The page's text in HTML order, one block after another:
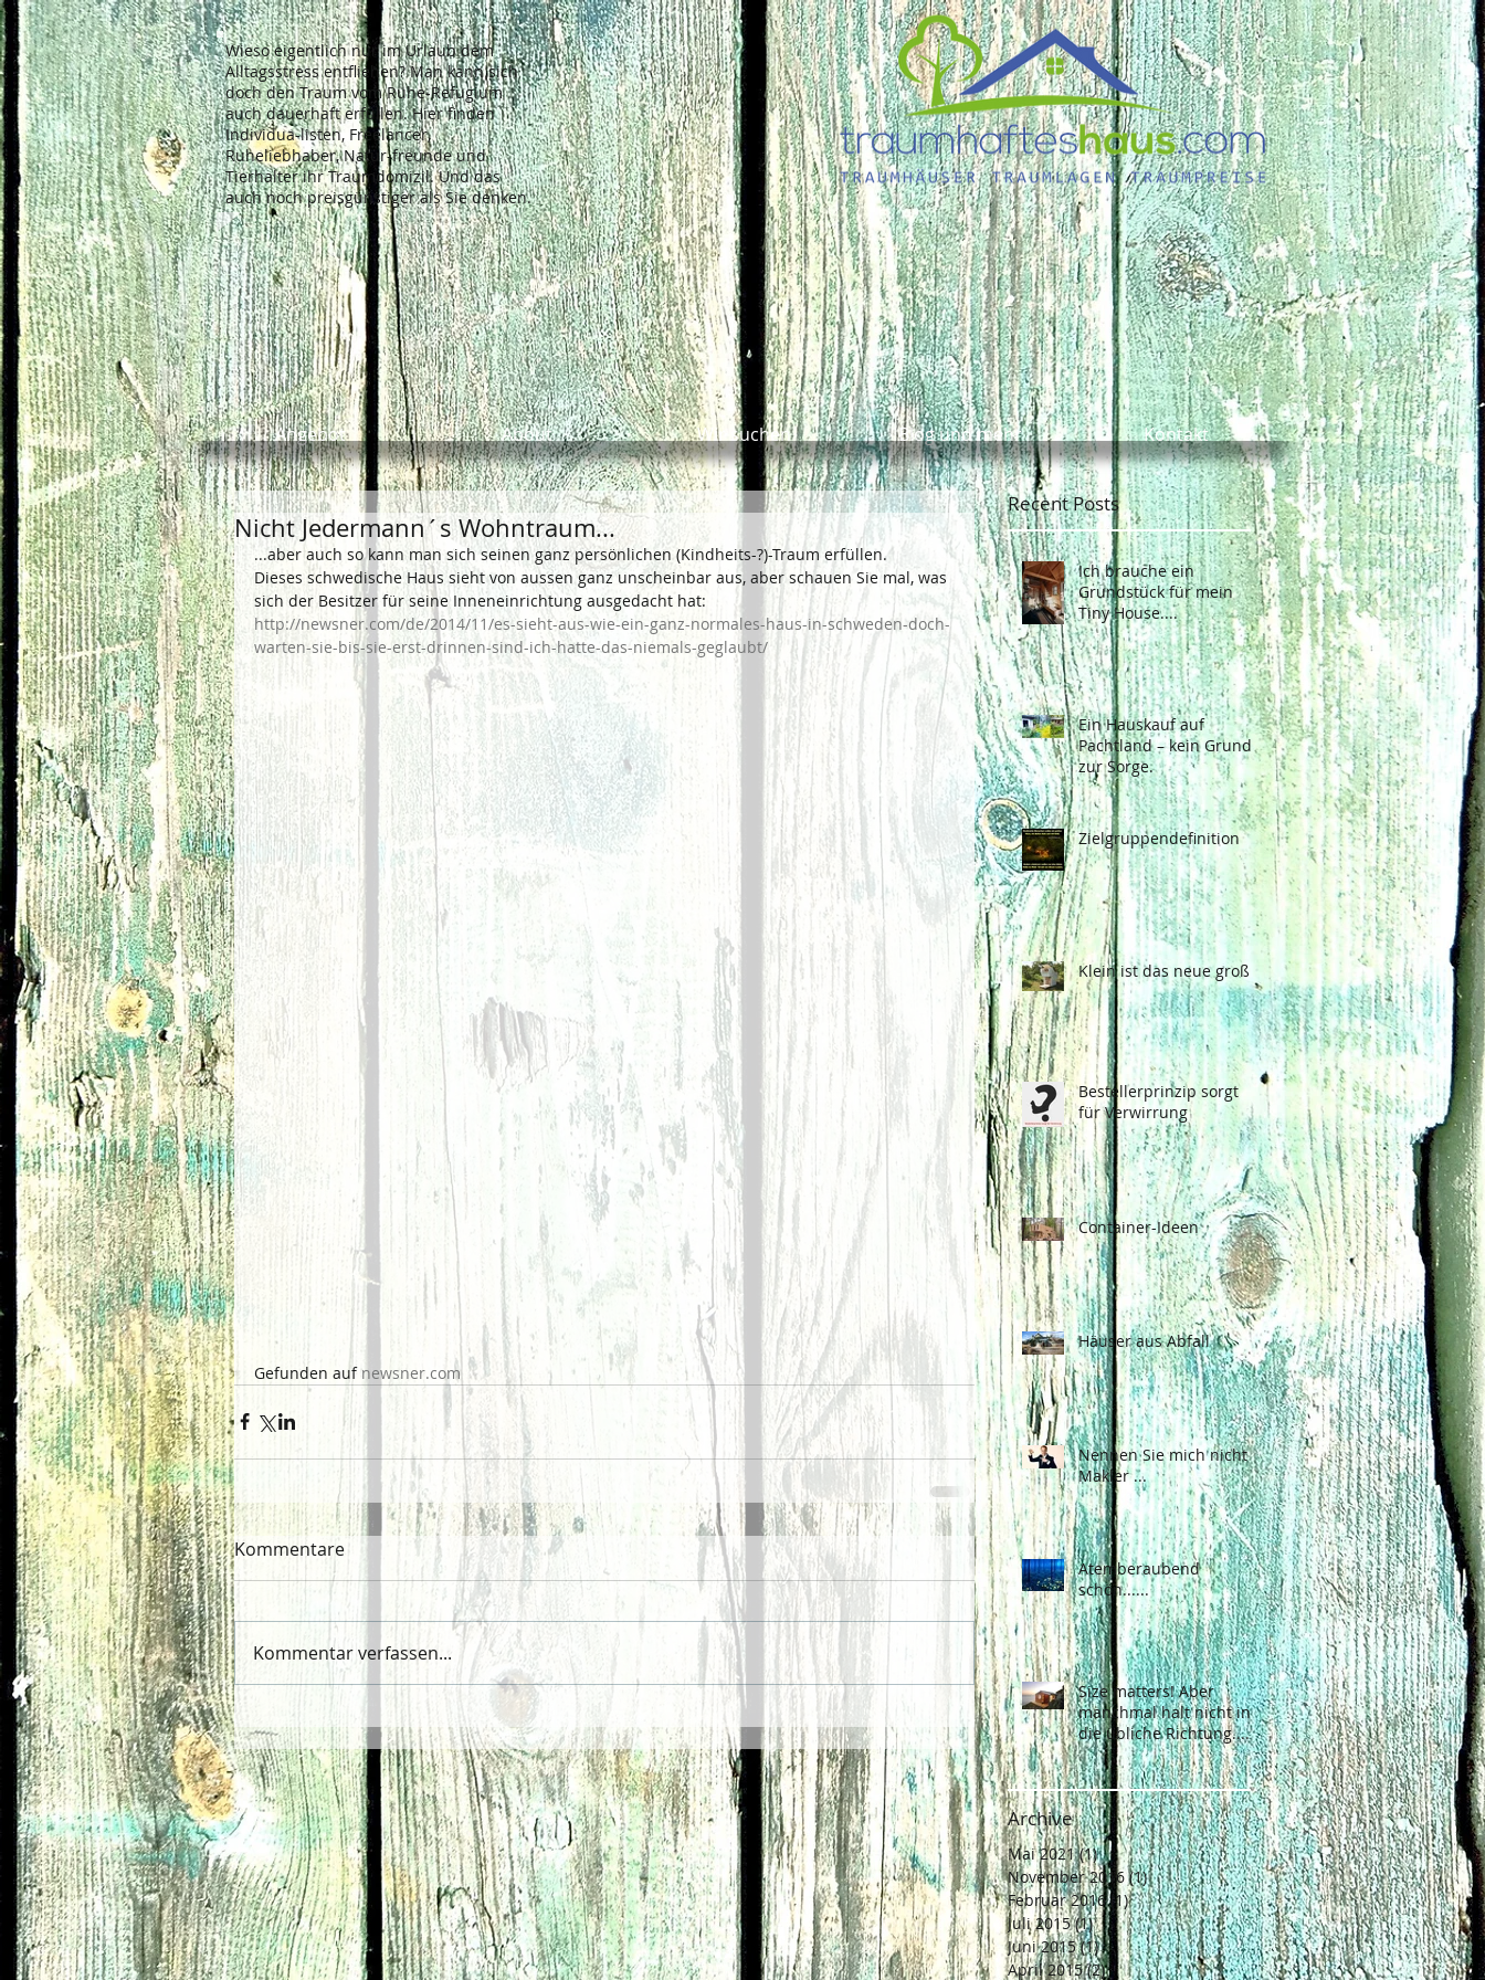
Angebot About Wir suchen Blog und mehr Kontakt
Wieso eigentlich nur im Urlaub dem
Alltagsstress entfliehen? Man kann sich
doch den Traum vom Ruhe-Refugium
auch dauerhaft erfüllen. Hier finden
Individua-listen, Freelancer,
Ruheliebhaber, Natur-freunde und
Tierhalter ihr Traumdomizil. Und das
auch noch preisgünstiger als Sie denken.
Nicht Jedermann´s Wohntraum...
...aber auch so kann man sich seinen ganz persönlichen (Kindheits-?)-Traum erfüllen.
Dieses schwedische Haus sieht von aussen ganz unscheinbar aus, aber schauen Sie mal, was
sich der Besitzer für seine Inneneinrichtung ausgedacht hat:
http://newsner.com/de/2014/11/es-sieht-aus-wie-ein-ganz-normales-haus-in-schweden-doch-
warten-sie-bis-sie-erst-drinnen-sind-ich-hatte-das-niemals-geglaubt/
Gefunden auf newsner.com
Kommentare
Kommentar verfassen...
Recent Posts
Ich brauche ein
Grundstück für mein
Tiny House....
Ein Hauskauf auf
Pachtland – kein Grund
zur Sorge.
Zielgruppendefinition
Klein ist das neue groß
Bestellerprinzip sorgt
für Verwirrung
Container-Ideen
Häuser aus Abfall
Nennen Sie mich nicht
Makler ...
Atemberaubend
schön......
Size matters! Aber
manchmal halt nicht in
die übliche Richtung.....
Archive
Mai 2021 (1)1 Beitrag
November 2016 (1)1 Beitrag
Februar 2016 (1)1 Beitrag
Juli 2015 (1)1 Beitrag
Juni 2015 (1)1 Beitrag
April 2015 (2)2 Beiträge